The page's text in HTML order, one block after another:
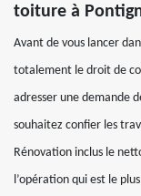
toiture à
Avant de vous lancer
totalement le droit de
adresser une demande
souhaitez confier les
Rénovation inclus le
l’opération qui est le